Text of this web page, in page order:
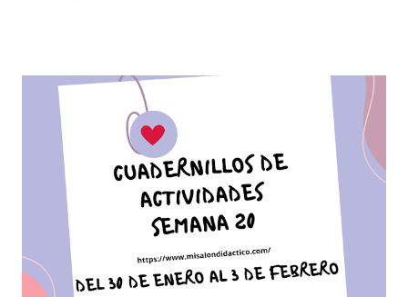
por sus docentes para mejorar el nivel educativo de cada
estudiante. Es muy importante mantener a nuestros alumnos en
el mismo nivel, por lo cual debemos estar atentos a que la
ejecución de estas actividades en conjunto con los vídeos que
se proporcionan se realicen en tiempo y forma para no perder la
secuencia de cada una. Expresamos nuestro más sincero
agradecimiento a los autores de tan estupendo material que sin
duda alguna les será de gran ayud...